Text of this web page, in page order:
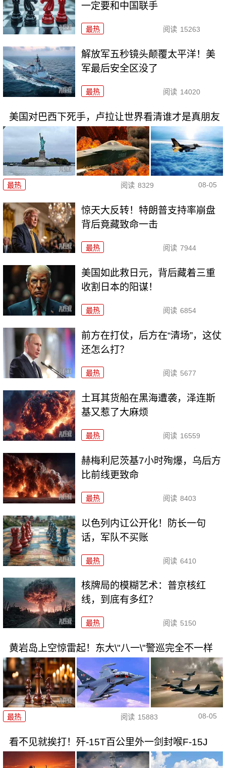
一定要和中国联手
最热 阅读 15263
解放军五秒镜头颠覆太平洋！美
军最后安全区没了
最热 阅读 14020
美国对巴西下死手，卢拉让世界看清谁才是真朋友
最热 阅读 8329 08-05
惊天大反转！特朗普支持率崩盘
背后竟藏致命一击
最热 阅读 7944
美国如此救日元，背后藏着三重
收割日本的阳谋！
最热 阅读 6854
前方在打仗，后方在“清场”，这仗
还怎么打？
最热 阅读 5677
土耳其货船在黑海遭袭，泽连斯
基又惹了大麻烦
最热 阅读 16559
赫梅利尼茨基7小时殉爆，乌后方
比前线更致命
最热 阅读 8403
以色列内讧公开化！防长一句
话，军队不买账
最热 阅读 6410
核牌局的模糊艺术：普京核红
线，到底有多红？
最热 阅读 5150
黄岩岛上空惊雷起！东大\"八一\"警巡完全不一样
最热 阅读 15883 08-05
看不见就挨打！歼-15T百公里外一剑封喉F-15J